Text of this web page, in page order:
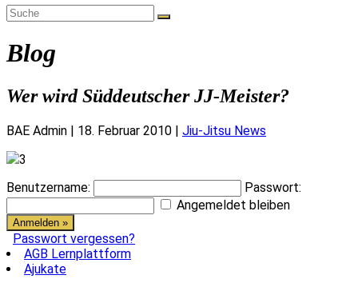
Blog
Wer wird Süddeutscher JJ-Meister?
BAE Admin | 18. Februar 2010 | Jiu-Jitsu News
3
Benutzername:
Passwort:
Angemeldet bleiben
Passwort vergessen?
AGB Lernplattform
Ajukate